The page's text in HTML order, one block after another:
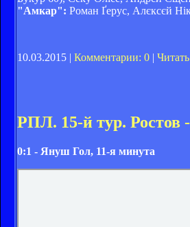
"Амкар": Роман Ґерус, Алєксєй
10.03.2015 | Комментарии: 0 |
РПЛ. 15-й тур. Ростов
0:1 - Януш Гол, 11-я минута